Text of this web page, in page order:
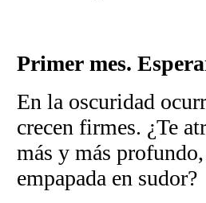
Primer mes.
En la oscuridad
crecen firmes. ¿Te
más y más
empapada en sudor?